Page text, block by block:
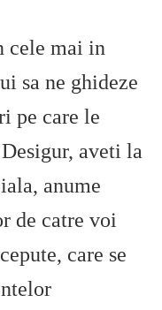
cele mai in
sa ne ghideze
pe care le
aveti la
anume
de catre voi
care se